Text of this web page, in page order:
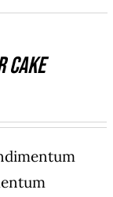
Cake